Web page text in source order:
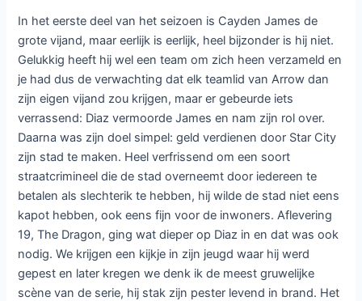
In het eerste deel van het seizoen is Cayden James de
grote vijand, maar eerlijk is eerlijk, heel bijzonder is hij niet.
Gelukkig heeft hij wel een team om zich heen verzameld en
je had dus de verwachting dat elk teamlid van Arrow dan
zijn eigen vijand zou krijgen, maar er gebeurde iets
verrassend: Diaz vermoorde James en nam zijn rol over.
Daarna was zijn doel simpel: geld verdienen door Star City
zijn stad te maken. Heel verfrissend om een soort
straatcrimineel die de stad overneemt door iedereen te
betalen als slechterik te hebben, hij wilde de stad niet eens
kapot hebben, ook eens fijn voor de inwoners. Aflevering
19, The Dragon, ging wat dieper op Diaz in en dat was ook
nodig. We krijgen een kijkje in zijn jeugd waar hij werd
gepest en later kregen we denk ik de meest gruwelijke
scène van de serie, hij stak zijn pester levend in brand. Het